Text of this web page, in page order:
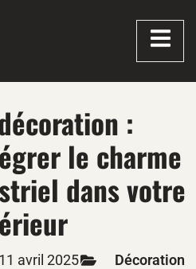
:
le charme
dans votre
11 avril 2025 Décoration